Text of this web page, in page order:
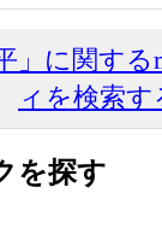
」に関す
ィを検索す
を探す